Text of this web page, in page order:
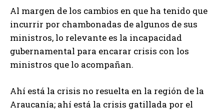
Al margen de los cambios en que ha tenido que
incurrir por chambonadas de algunos de sus
ministros, lo relevante es la incapacidad
gubernamental para encarar crisis con los
ministros que lo acompañan.
Ahí está la crisis no resuelta en la región de la
Araucanía; ahí está la crisis gatillada por el